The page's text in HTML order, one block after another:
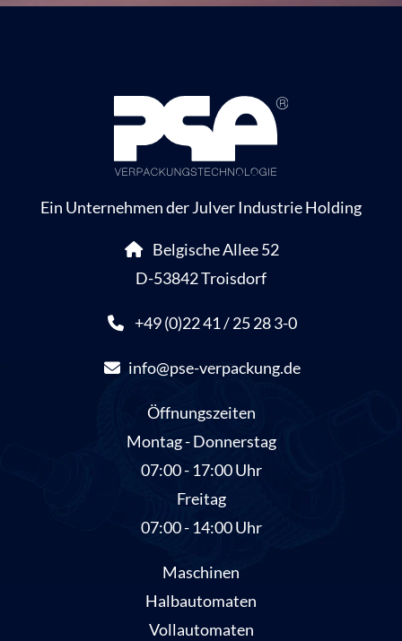
Ein Unternehmen der Julver Industrie Holding
Belgische Allee 52
D-53842 Troisdorf
+49 (0)22 41 / 25 28 3-0
info@pse-verpackung.de
Öffnungszeiten
Montag - Donnerstag
07:00 - 17:00 Uhr
Freitag
07:00 - 14:00 Uhr
Maschinen
Halbautomaten
Vollautomaten